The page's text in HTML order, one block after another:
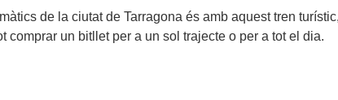
de la ciutat de Tarragona és amb aquest tren
comprar un bitllet per a un sol trajecte o per a tot el dia.